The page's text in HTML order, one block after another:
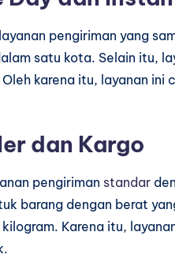
pengiriman yang
satu kota. Selain itu,
karena itu, layanan
dan Kargo
pengiriman standar
barang dengan berat
Karena itu,